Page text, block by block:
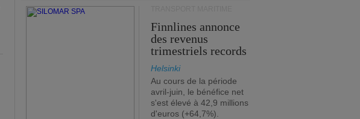
Finnlines annonce
des revenus
trimestriels records
Helsinki
Au cours de la période
avril-juin, le bénéfice net
s'est élevé à 42,9 millions
d'euros (+64,7%).